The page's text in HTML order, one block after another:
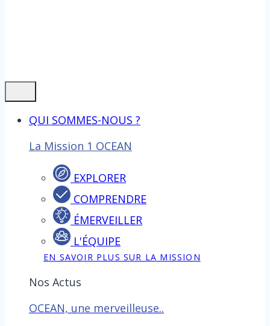
QUI SOMMES-NOUS ?
La Mission 1 OCEAN
EXPLORER
COMPRENDRE
ÉMERVEILLER
L'ÉQUIPE
EN SAVOIR PLUS SUR LA MISSION
Nos Actus
OCEAN, une merveilleuse..